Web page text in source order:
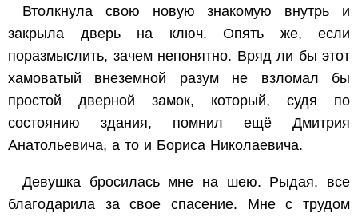
Втолкнула свою новую знакомую внутрь и
закрыла дверь на ключ. Опять же, если
поразмыслить, зачем непонятно. Вряд ли бы этот
хамоватый внеземной разум не взломал бы
простой дверной замок, который, судя по
состоянию здания, помнил ещё Дмитрия
Анатольевича, а то и Бориса Николаевича.
Девушка бросилась мне на шею. Рыдая, все
благодарила за свое спасение. Мне с трудом